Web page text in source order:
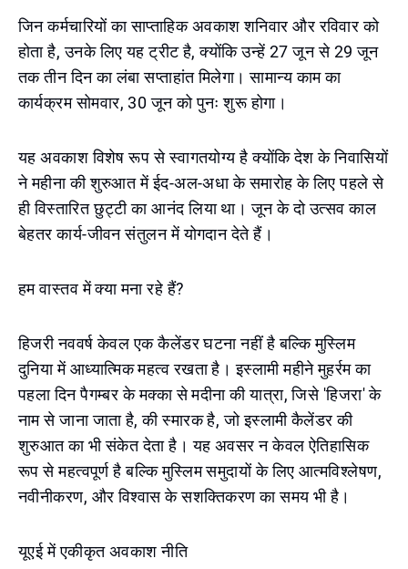
जिन कर्मचारियों का साप्ताहिक अवकाश शनिवार और रविवार को
होता है, उनके लिए यह ट्रीट है, क्योंकि उन्हें 27 जून से 29 जून
तक तीन दिन का लंबा सप्ताहांत मिलेगा। सामान्य काम का
कार्यक्रम सोमवार, 30 जून को पुनः शुरू होगा।
यह अवकाश विशेष रूप से स्वागतयोग्य है क्योंकि देश के निवासियों
ने महीना की शुरुआत में ईद-अल-अधा के समारोह के लिए पहले से
ही विस्तारित छुट्टी का आनंद लिया था। जून के दो उत्सव काल
बेहतर कार्य-जीवन संतुलन में योगदान देते हैं।
हम वास्तव में क्या मना रहे हैं?
हिजरी नववर्ष केवल एक कैलेंडर घटना नहीं है बल्कि मुस्लिम
दुनिया में आध्यात्मिक महत्व रखता है। इस्लामी महीने मुहर्रम का
पहला दिन पैगम्बर के मक्का से मदीना की यात्रा, जिसे 'हिजरा' के
नाम से जाना जाता है, की स्मारक है, जो इस्लामी कैलेंडर की
शुरुआत का भी संकेत देता है। यह अवसर न केवल ऐतिहासिक
रूप से महत्वपूर्ण है बल्कि मुस्लिम समुदायों के लिए आत्मविश्लेषण,
नवीनीकरण, और विश्वास के सशक्तिकरण का समय भी है।
यूएई में एकीकृत अवकाश नीति